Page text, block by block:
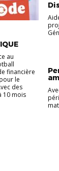
au
financière
le
des
10 mois